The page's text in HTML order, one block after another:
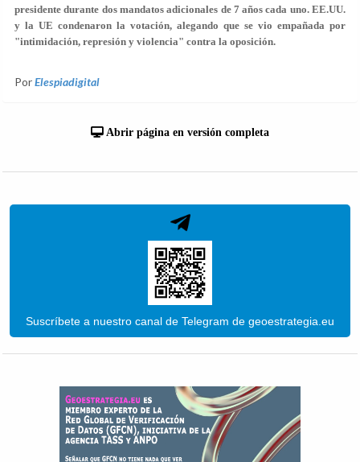
presidente durante dos mandatos adicionales de 7 años cada uno. EE.UU.
y la UE condenaron la votación, alegando que se vio empañada por
"intimidación, represión y violencia" contra la oposición.
PorElespiadigital
Abrir página en versión completa
Suscríbete a nuestro canal de Telegram de geoestrategia.eu